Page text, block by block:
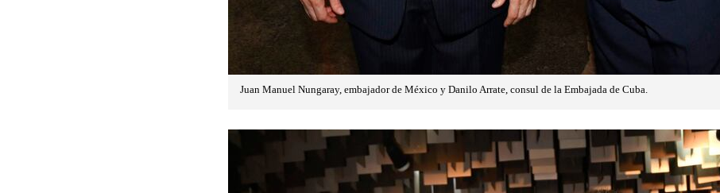
Juan Manuel Nungaray, embajador de México y Danilo Arrate, consul de la Embajada de Cuba.